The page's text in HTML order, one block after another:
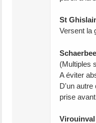
St
Versent la
(Multiples
A éviter
D'un autre
prise
Virouinval